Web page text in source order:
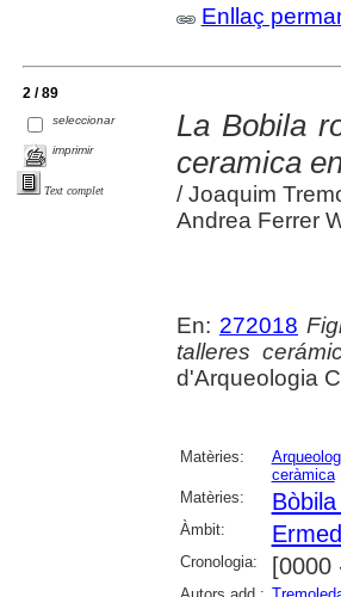
Enllaç
2 / 89
seleccionar
imprimir
Text complet
La Bobila
ceramica
/ Joaquim
Andrea Ferrer
En: 272018
talleres
d'Arqueologia
Matèries:
ceràmica
Matèries:
Àmbit:
Cronologia: [0000